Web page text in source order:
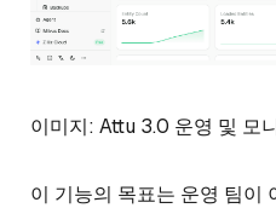
이미지: Attu 3.0 운영 및 모
이 기능의 목표는 운영 팀이